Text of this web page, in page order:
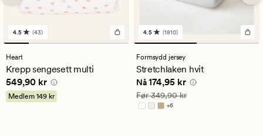
43
anmeldelser
med
en
gjennomsnittlig
vurdering
på
4.5
4.5 (43)
Heart
Krepp sengesett multi
Pris 549,90 kr
549,90 kr
Medlem 149 kr
1810
anmeldelser
med
en
gjennomsnittlig
vurdering
på
4.5
4.5 (1810)
Formsydd jersey
Stretchlaken hvit
Nåværende pris
Nå174,95 kr
Vanlig pris 349,90 kr
Før349,90 kr
+6
Tilgjengelig i flere farger